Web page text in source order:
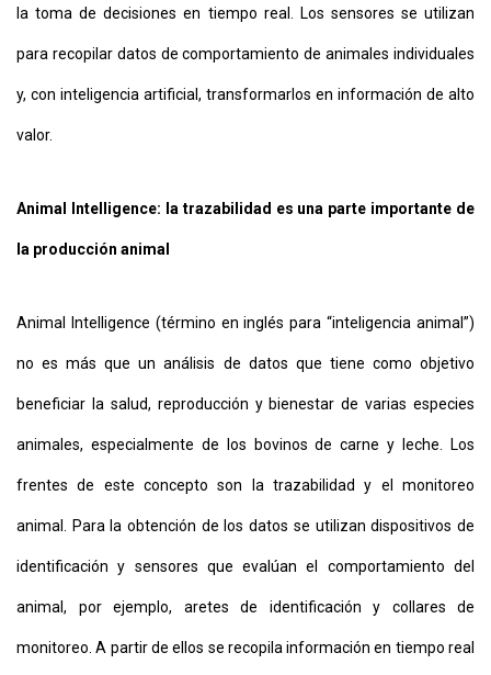
CONDICIONES
DE
MAPA
SITIO
la toma de decisiones en tiempo real. Los sensores se utilizan
para recopilar datos de comportamiento de animales individuales
y, con inteligencia artificial, transformarlos en información de alto
valor.
Animal Intelligence: la trazabilidad es una parte importante de
la producción animal
Animal Intelligence (término en inglés para “inteligencia animal”)
no es más que un análisis de datos que tiene como objetivo
beneficiar la salud, reproducción y bienestar de varias especies
animales, especialmente de los bovinos de carne y leche. Los
frentes de este concepto son la trazabilidad y el monitoreo
animal. Para la obtención de los datos se utilizan dispositivos de
identificación y sensores que evalúan el comportamiento del
animal, por ejemplo, aretes de identificación y collares de
monitoreo. A partir de ellos se recopila información en tiempo real